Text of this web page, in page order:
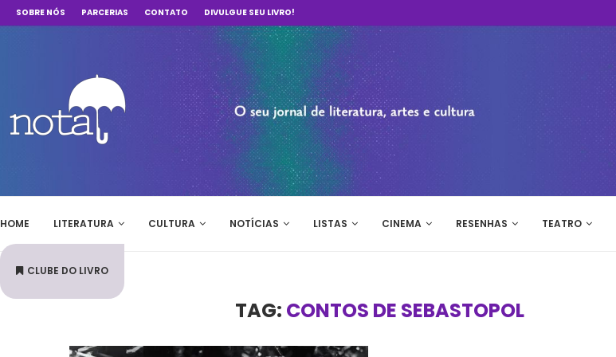
SOBRE NÓS PARCERIAS CONTATO DIVULGUE SEU LIVRO!
HOME LITERATURA CULTURA NOTÍCIAS LISTAS CINEMA RESENHAS TEATRO
CLUBE DO LIVRO
TAG: CONTOS DE SEBASTOPOL